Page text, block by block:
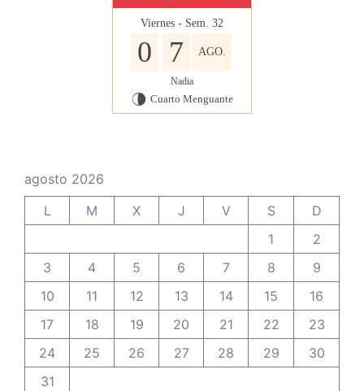
Viernes - Sem. 32
0 7 AGO.
Nadia
U Cuarto Menguante
agosto 2026
L
M X J V S
D
1
2
3
4 5 6 7 8
9
10
11 12 13 14 15
16
17
18 19 20 21 22
23
24
25 26 27 28 29
30
31